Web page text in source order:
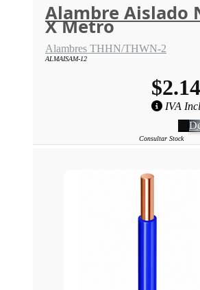
Alambre Aislado
X Metro
Alambres THHN/THWN-2
ALMAISAM-12
IVA
Consultar Stock